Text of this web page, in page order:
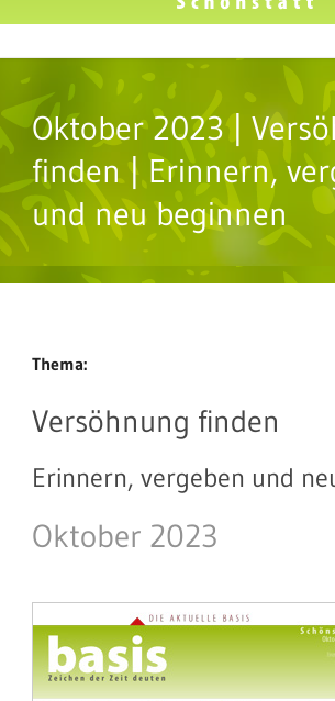
Oktober 2023 |
finden | Erinnern,
und neu beginnen
Thema:
Versöhnung finden
Erinnern, vergeben und
Oktober 2023